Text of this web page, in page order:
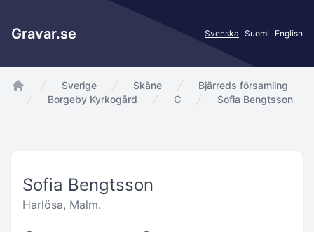
Gravar.se Svenska Suomi English
app.Start
Sverige Skåne
Bjärreds församling
Borgeby Kyrkogård
C Sofia Bengtsson
Sofia Bengtsson
Harlösa, Malm.